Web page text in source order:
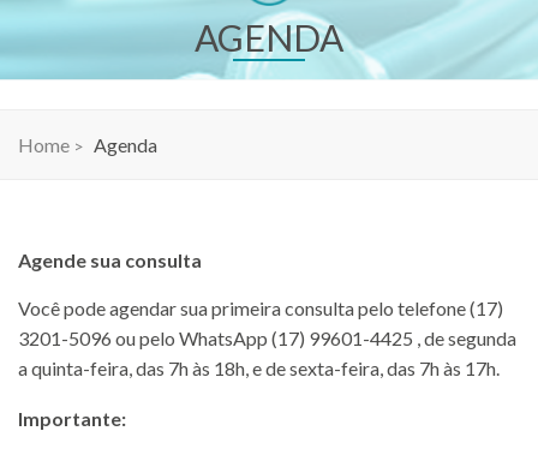
AGENDA
Home Agenda
Agende sua consulta
Você pode agendar sua primeira consulta pelo telefone(17)
3201-5096 ou pelo WhatsApp (17) 99601-4425 , de segunda
a quinta-feira, das 7h às 18h, e de sexta-feira, das 7h às 17h.
Importante: